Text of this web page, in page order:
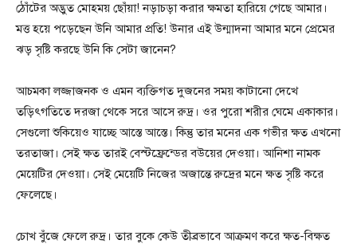
ঠোঁটের অদ্ভুত মোহময় ছোঁয়া! নড়াচড়া করার ক্ষমতা হারিয়ে গেছে আমার।
মত্ত হয়ে পড়েছেন উনি আমার প্রতি! উনার এই উন্মাদনা আমার মনে প্রেমের
ঝড় সৃষ্টি করছে উনি কি সেটা জানেন?
আচমকা লজ্জাজনক ও এমন ব্যক্তিগত দুজনের সময় কাটানো দেখে
তড়িৎগতিতে দরজা থেকে সরে আসে রুদ্র। ওর পুরো শরীর ঘেমে একাকার।
সেগুলো শুকিয়েও যাচ্ছে আস্তে আস্তে। কিন্তু তার মনের এক গভীর ক্ষত এখনো
তরতাজা। সেই ক্ষত তারই বেস্টফ্রেন্ডের বউয়ের দেওয়া। আনিশা নামক
মেয়েটির দেওয়া। সেই মেয়েটি নিজের অজান্তে রুদ্রের মনে ক্ষত সৃষ্টি করে
ফেলেছে।
চোখ বুঁজে ফেলে রুদ্র। তার বুকে কেউ তীব্রভাবে আক্রমণ করে ক্ষত-বিক্ষত